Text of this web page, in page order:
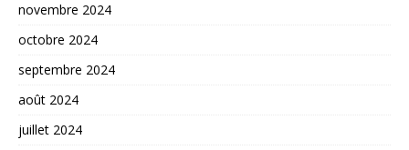
novembre 2024
octobre 2024
septembre 2024
août 2024
juillet 2024